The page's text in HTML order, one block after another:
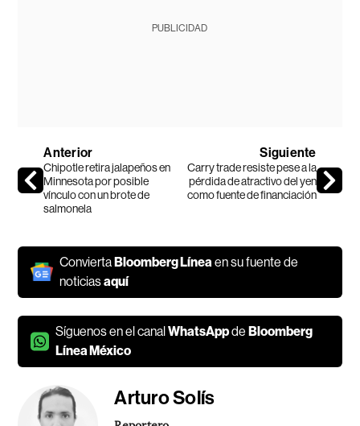
PUBLICIDAD
Anterior
Chipotle retira jalapeños en
Minnesota por posible
vínculo con un brote de
salmonela
Siguiente
Carry trade resiste pese a la
pérdida de atractivo del yen
como fuente de financiación
ConviertaBloomberg Línea en su fuente de
noticiasaquí
Síguenos en el canalWhatsAppdeBloomberg
Línea México
Arturo Solís